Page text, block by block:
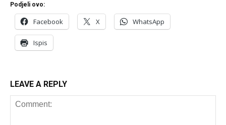
Podjeli ovo:
Facebook X WhatsApp
Ispis
LEAVE A REPLY